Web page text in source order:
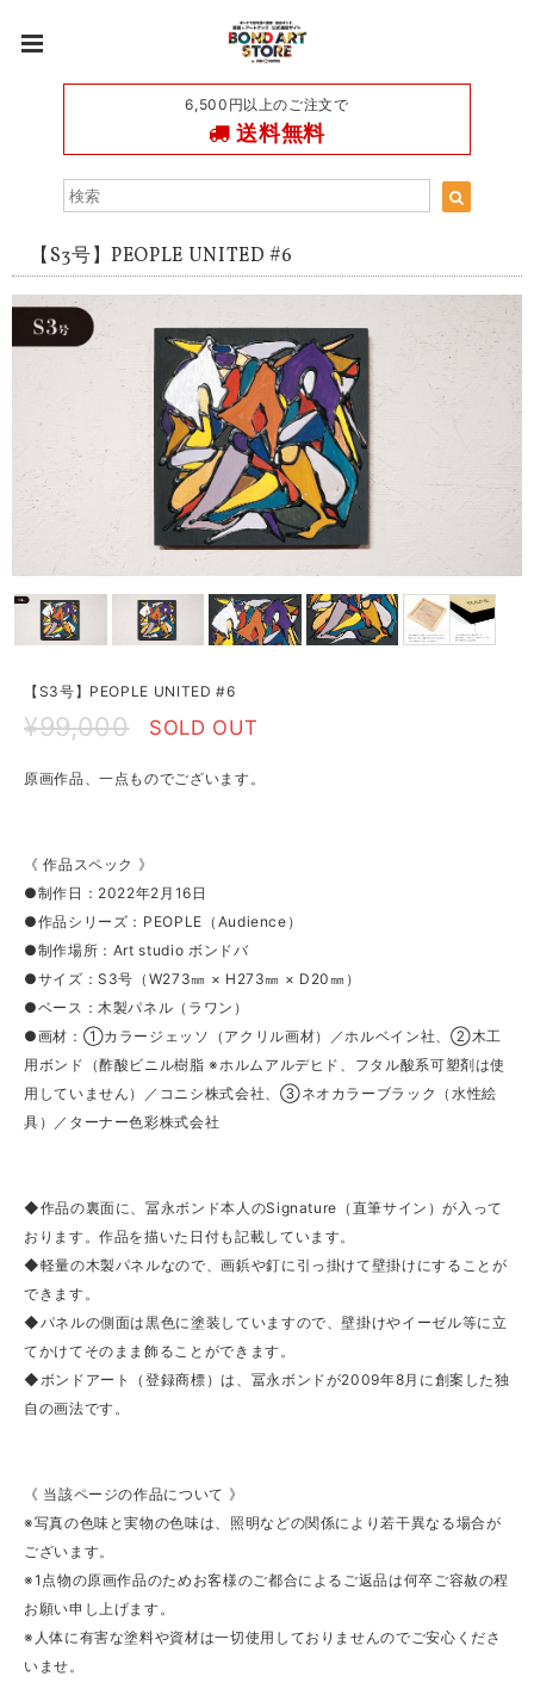
6,500円以上のご注文で
送料無料
【S3号】PEOPLE UNITED #6
【S3号】PEOPLE UNITED #6
¥99,000 SOLD OUT
原画作品、一点ものでございます。
《 作品スペック 》
●制作日：2022年2月16日
●作品シリーズ：PEOPLE（Audience）
●制作場所：Art studio ボンドバ
●サイズ：S3号（W273㎜ × H273㎜ × D20㎜）
●ベース：木製パネル（ラワン）
●画材：①カラージェッソ（アクリル画材）／ホルベイン社、②木工
用ボンド（酢酸ビニル樹脂 ※ホルムアルデヒド、フタル酸系可塑剤は使
用していません）／コニシ株式会社、③ネオカラーブラック（水性絵
具）／ターナー色彩株式会社
◆作品の裏面に、冨永ボンド本人のSignature（直筆サイン）が入って
おります。作品を描いた日付も記載しています。
◆軽量の木製パネルなので、画鋲や釘に引っ掛けて壁掛けにすることが
できます。
◆パネルの側面は黒色に塗装していますので、壁掛けやイーゼル等に立
てかけてそのまま飾ることができます。
◆ボンドアート（登録商標）は、冨永ボンドが2009年8月に創案した独
自の画法です。
《 当該ページの作品について 》
※写真の色味と実物の色味は、照明などの関係により若干異なる場合が
ございます。
※1点物の原画作品のためお客様のご都合によるご返品は何卒ご容赦の程
お願い申し上げます。
※人体に有害な塗料や資材は一切使用しておりませんのでご安心くださ
いませ。